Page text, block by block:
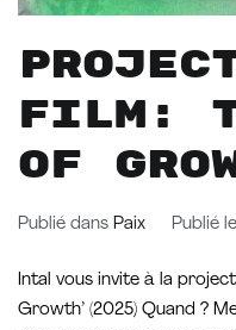
film:
of
Publié dans Paix Publié le
Intal vous invite à la
Growth’ (2025) Quand ?